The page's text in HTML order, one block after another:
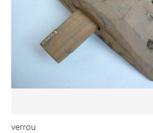
verrou